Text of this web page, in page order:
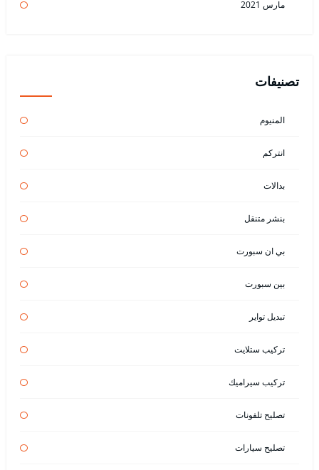
مارس 2021
تصنيفات
المنيوم
انتركم
بدالات
بنشر متنقل
بي ان سبورت
بين سبورت
تبديل تواير
تركيب ستلايت
تركيب سيراميك
تصليح تلفونات
تصليح سيارات